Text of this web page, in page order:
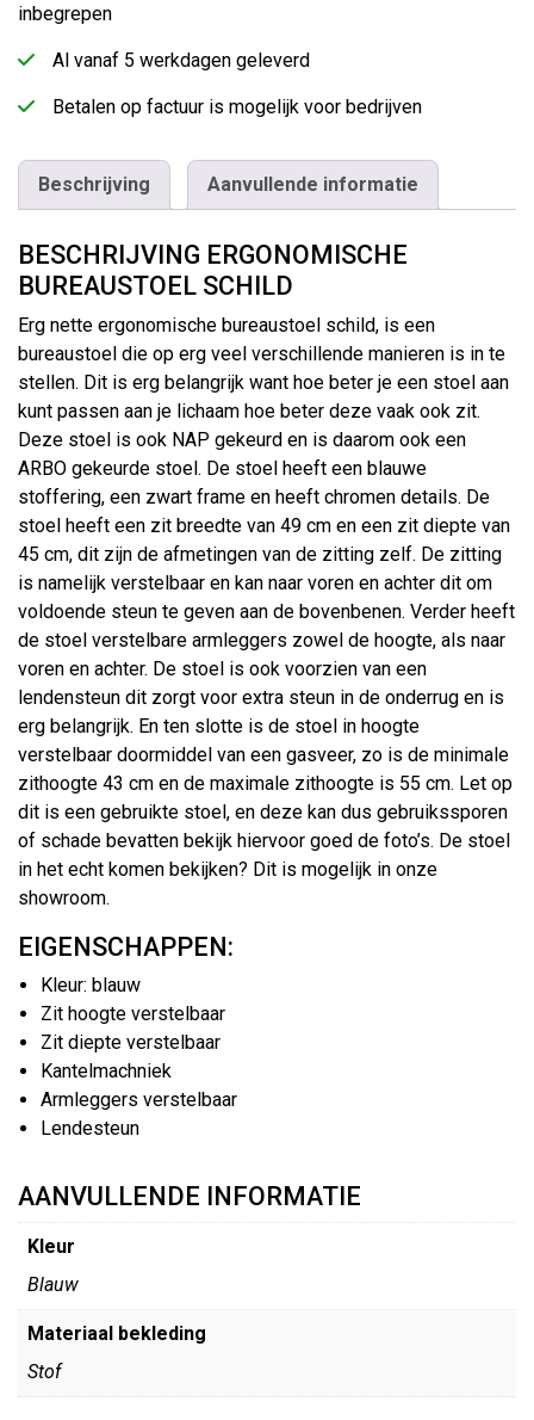
inbegrepen
Al vanaf 5 werkdagen geleverd
Betalen op factuur is mogelijk voor bedrijven
Beschrijving Aanvullende informatie
BESCHRIJVING ERGONOMISCHE
BUREAUSTOEL SCHILD
Erg nette ergonomische bureaustoel schild, is een
bureaustoel die op erg veel verschillende manieren is in te
stellen. Dit is erg belangrijk want hoe beter je een stoel aan
kunt passen aan je lichaam hoe beter deze vaak ook zit.
Deze stoel is ook NAP gekeurd en is daarom ook een
ARBO gekeurde stoel. De stoel heeft een blauwe
stoffering, een zwart frame en heeft chromen details. De
stoel heeft een zit breedte van 49 cm en een zit diepte van
45 cm, dit zijn de afmetingen van de zitting zelf. De zitting
is namelijk verstelbaar en kan naar voren en achter dit om
voldoende steun te geven aan de bovenbenen. Verder heeft
de stoel verstelbare armleggers zowel de hoogte, als naar
voren en achter. De stoel is ook voorzien van een
lendensteun dit zorgt voor extra steun in de onderrug en is
erg belangrijk. En ten slotte is de stoel in hoogte
verstelbaar doormiddel van een gasveer, zo is de minimale
zithoogte 43 cm en de maximale zithoogte is 55 cm. Let op
dit is een gebruikte stoel, en deze kan dus gebruikssporen
of schade bevatten bekijk hiervoor goed de foto’s. De stoel
in het echt komen bekijken? Dit is mogelijk in onze
showroom.
EIGENSCHAPPEN:
Kleur: blauw
Zit hoogte verstelbaar
Zit diepte verstelbaar
Kantelmachniek
Armleggers verstelbaar
Lendesteun
AANVULLENDE INFORMATIE
Kleur
Blauw
Materiaal bekleding
Stof